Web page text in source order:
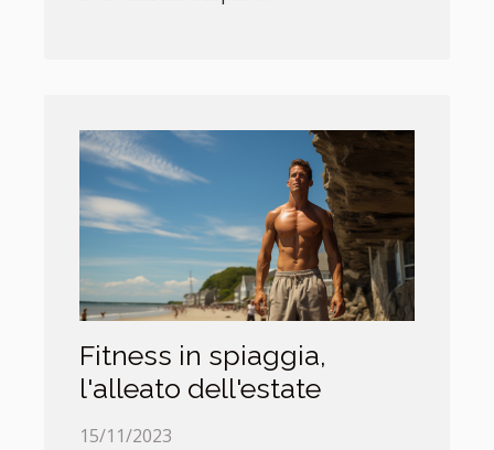
Fitness in spiaggia,
l'alleato dell'estate
15/11/2023